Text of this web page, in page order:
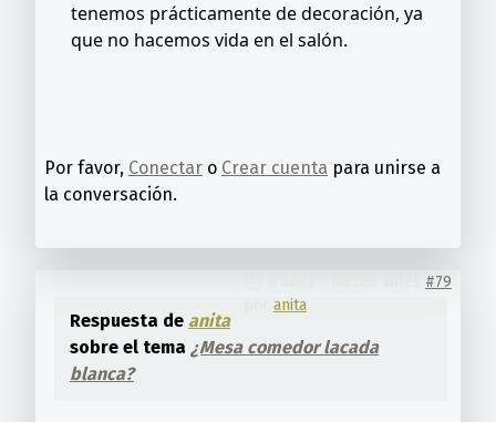
tenemos prácticamente de decoración, ya
que no hacemos vida en el salón.
Por favor, Conectar o Crear cuenta para unirse a
la conversación.
#79
anita
Respuesta de anita
sobre el tema ¿Mesa comedor lacada
blanca?